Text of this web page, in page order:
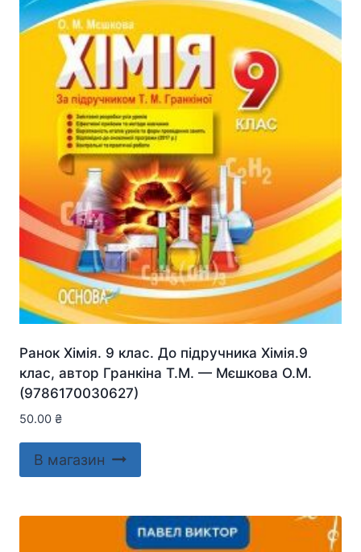
Ранок Хімія. 9 клас. До підручника Хімія.9
клас, автор Гранкіна Т.М. — Мєшкова О.М.
(9786170030627)
50.00 ₴
В магазин